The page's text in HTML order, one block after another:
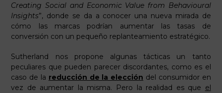
Creating Social and Economic Value from Behavioural
Insights”, donde se da a conocer una nueva mirada de
cómo las marcas podrían aumentar las tasas de
conversión con un pequeño replanteamiento estratégico.
Sutherland nos propone algunas tácticas un tanto
peculiares que pueden parecer discordantes, como es el
caso de la reducción de la elección del consumidor en
vez de aumentar la misma. Pero la realidad es que el